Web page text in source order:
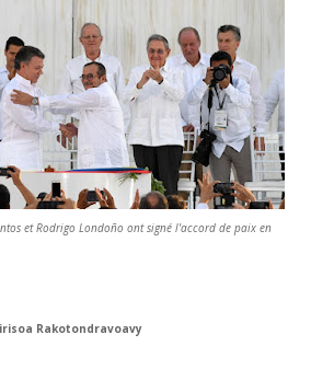
: nouveau paradigme, nouvelles priorités
22 2026
: les "Iles Vanille" poussent leurs pions
18 2026
golfique : Mazagan joue sa carte
11 2026
: Meta envisage une importante levée de fonds
06 2026
: indépendantes jusqu'où ?
: Chanel aux sommets de la
et Rodrigo Londoño ont signé l'accord de paix en
Rakotondravoavy